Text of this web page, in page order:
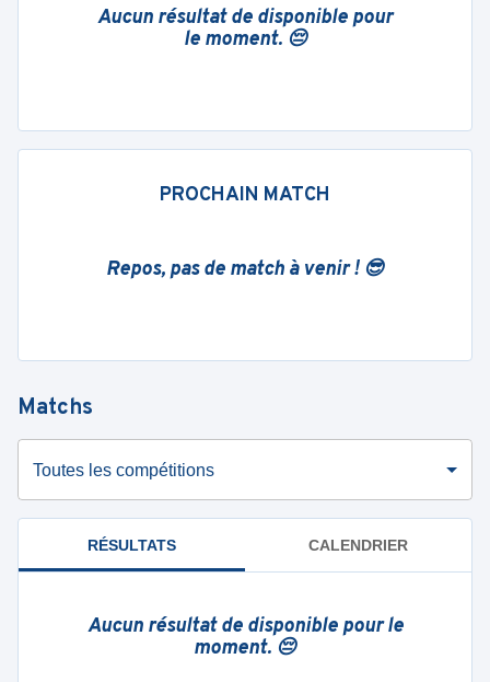
Aucun résultat de disponible pour
le moment. 😔
PROCHAIN MATCH
Repos, pas de match à venir ! 😎
Matchs
Toutes les compétitions
RÉSULTATS CALENDRIER
Aucun résultat de disponible pour le
moment. 😔